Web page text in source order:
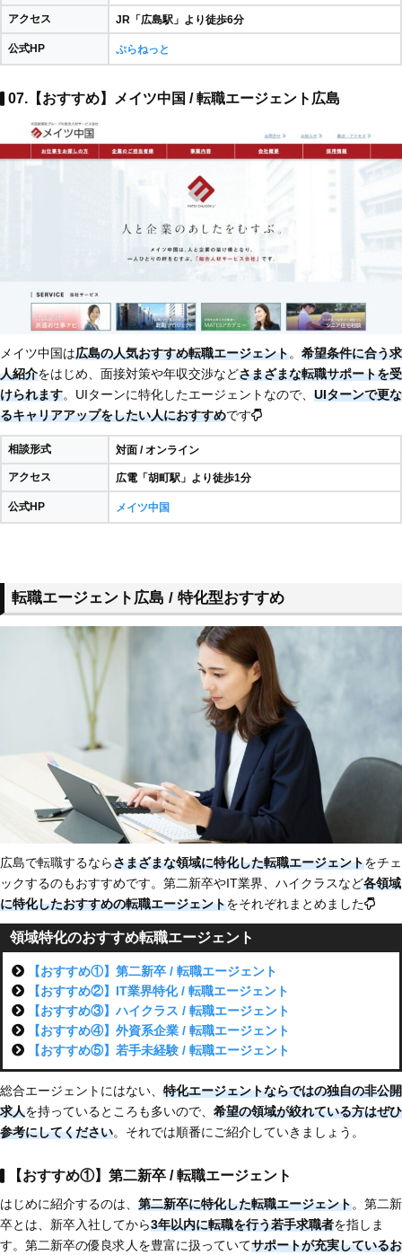
アクセス JR「広島駅」より徒歩6分
公式HP ぷらねっと
07.【おすすめ】メイツ中国 / 転職エージェント広島
メイツ中国は広島の人気おすすめ転職エージェント。 希望条件に合う求
人紹介をはじめ、面接対策や年収交渉などさまざまな転職サポートを受
けられます。UIターンに特化したエージェントなので、 UIターンで更な
るキャリアアップをしたい人におすすめです
相談形式 対面 / オンライン
アクセス 広電「胡町駅」より徒歩1分
公式HP メイツ中国
転職エージェント広島 / 特化型おすすめ
広島で転職するならさまざまな領域に特化した転職エージェントをチェ
ックするのもおすすめです。第二新卒やIT業界、ハイクラスなど各領域
に特化したおすすめの転職エージェントをそれぞれまとめました
領域特化のおすすめ転職エージェント
【おすすめ①】第二新卒 / 転職エージェント
【おすすめ②】IT業界特化 / 転職エージェント
【おすすめ③】ハイクラス / 転職エージェント
【おすすめ④】外資系企業 / 転職エージェント
【おすすめ⑤】若手未経験 / 転職エージェント
総合エージェントにはない、 特化エージェントならではの独自の非公開
求人を持っているところも多いので、 希望の領域が絞れている方はぜひ
参考にしてください。それでは順番にご紹介していきましょう。
【おすすめ①】第二新卒 / 転職エージェント
はじめに紹介するのは、 第二新卒に特化した転職エージェント。第二新
卒とは、新卒入社してから3年以内に転職を行う若手求職者を指しま
す。第二新卒の優良求人を豊富に扱っていてサポートが充実しているお